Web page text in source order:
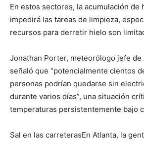
En estos sectores, la acumulación de
impedirá las tareas de limpieza,
recursos para derretir hielo son
Jonathan Porter, meteorólogo jefe de
señaló que “potencialmente cientos
personas podrían quedarse sin
durante varios días”, una situación
temperaturas persistentemente bajo
Sal en las carreterasEn Atlanta, la